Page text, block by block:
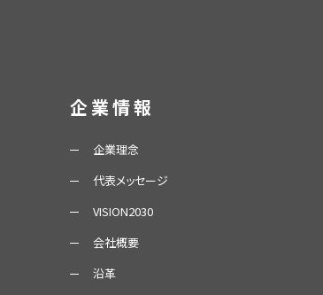
企業情報
企業理念
代表メッセージ
VISION2030
会社概要
沿革